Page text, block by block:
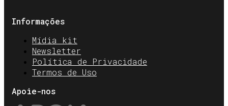
Informações
Mídia kit
Newsletter
Política de Privacidade
Termos de Uso
Apoie-nos